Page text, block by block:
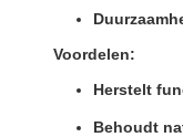
Voordelen:
Herstelt
Behoudt